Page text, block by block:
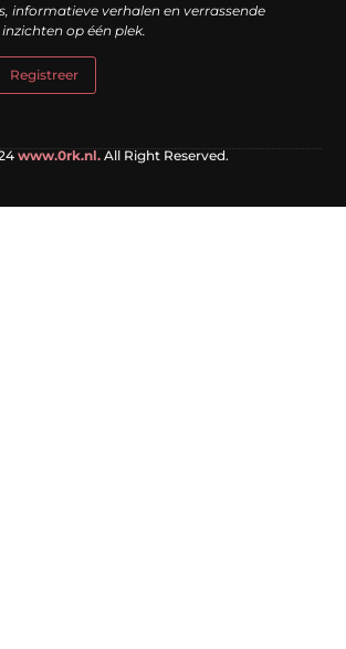
informatieve verhalen en verrassende
inzichten op één plek.
Registreer
www.0rk.nl. All Right Reserved.